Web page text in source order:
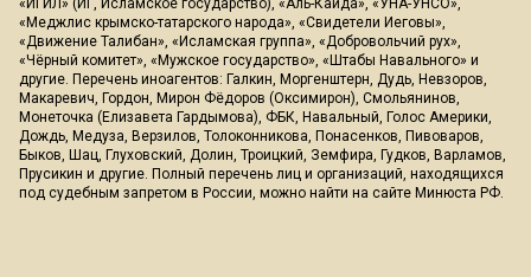
«ИГИЛ» (ИГ, Исламское государство), «Аль-Каида», «УНА-УНСО»,
«Меджлис крымско-татарского народа», «Свидетели Иеговы»,
«Движение Талибан», «Исламская группа», «Добровольчий рух»,
«Чёрный комитет», «Мужское государство», «Штабы Навального» и
другие. Перечень иноагентов: Галкин, Моргенштерн, Дудь, Невзоров,
Макаревич, Гордон, Мирон Фёдоров (Оксимирон), Смольянинов,
Монеточка (Елизавета Гардымова), ФБК, Навальный, Голос Америки,
Дождь, Медуза, Верзилов, Толоконникова, Понасенков, Пивоваров,
Быков, Шац, Глуховский, Долин, Троицкий, Земфира, Гудков, Варламов,
Прусикин и другие. Полный перечень лиц и организаций, находящихся
под судебным запретом в России, можно найти на сайте Минюста РФ.